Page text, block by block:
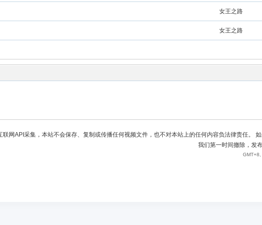
女王之路
女王之路
联网API采集，本站不会保存、复制或传播任何视频文件，也不对本站上的任何内容负法律责任。
我们第一时间撤除，发